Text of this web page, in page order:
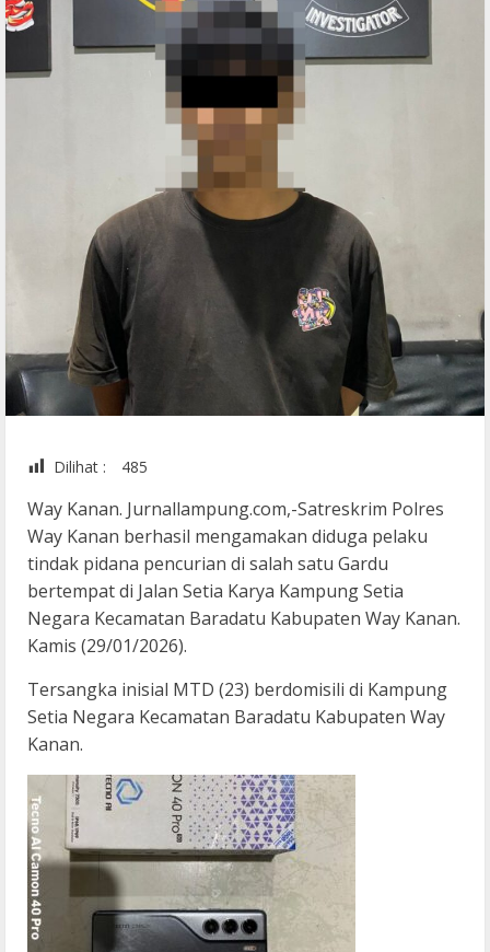
Dilihat : 485
Way Kanan. Jurnallampung.com,-Satreskrim Polres
Way Kanan berhasil mengamakan diduga pelaku
tindak pidana pencurian di salah satu Gardu
bertempat di Jalan Setia Karya Kampung Setia
Negara Kecamatan Baradatu Kabupaten Way Kanan.
Kamis (29/01/2026).
Tersangka inisial MTD (23) berdomisili di Kampung
Setia Negara Kecamatan Baradatu Kabupaten Way
Kanan.